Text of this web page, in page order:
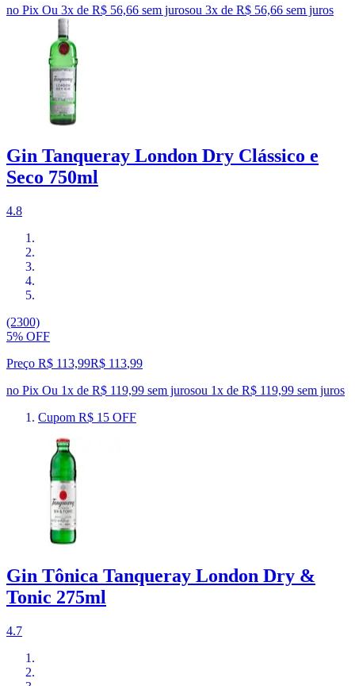
no Pix Ou 3x de R$ 56,66 sem jurosou 3x de R$ 56,66 sem juros
Gin Tanqueray London Dry Clássico e
Seco 750ml
4.8
(2300)
5% OFF
Preço R$ 113,99R$ 113,99
no Pix Ou 1x de R$ 119,99 sem jurosou 1x de R$ 119,99 sem juros
Cupom R$ 15 OFF
Gin Tônica Tanqueray London Dry &
Tonic 275ml
4.7